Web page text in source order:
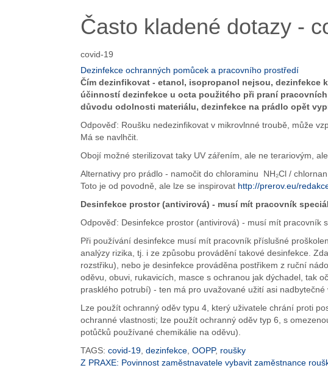
Často kladené dotazy -
covid-19
Dezinfekce ochranných pomůcek a pracovního prostředí
Čím dezinfikovat - etanol, isopropanol nejsou, dezinfekce
účinností dezinfekce u octa použitého při praní
důvodu odolnosti materiálu, dezinfekce na prádlo opět
Odpověď: Roušku nedezinfikovat v mikrovlnné troubě, může
Má se navlhčit.
Obojí možné sterilizovat taky UV zářením, ale ne terariovým,
Alternativy pro prádlo - namočit do chloraminu NH₂Cl /
Toto je od povodně, ale lze se inspirovat http://prerov.eu/
Desinfekce prostor (antivirová) - musí mít pracovník
Odpověď: Desinfekce prostor (antivirová) - musí mít pracovník
Při používání desinfekce musí mít pracovník příslušné
analýzy rizika, tj. i ze způsobu provádění takové desinfekce.
rozstřiku), nebo je desinfekce prováděna postřikem z ruční
oděvu, obuvi, rukavicích, masce s ochranou jak dýchadel, tak
prasklého potrubí) - ten má pro uvažované užití asi nadbytečné
Lze použít ochranný oděv typu 4, který uživatele chrání proti
ochranné vlastnosti; lze použít ochranný oděv typ 6, s
potůčků používané chemikálie na oděvu).
TAGS: covid-19 dezinfekce OOPP, roušky
Z PRAXE: Povinnost zaměstnavatele vybavit zaměstnance